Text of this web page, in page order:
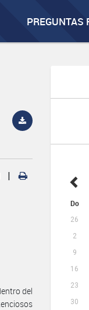
PREGUNTAS
Do
26
2
9
16
23
30
|
del